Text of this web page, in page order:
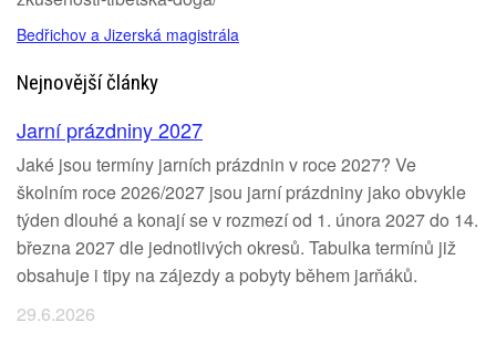
Bedřichov a Jizerská magistrála
Nejnovější články
Jarní prázdniny 2027
Jaké jsou termíny jarních prázdnin v roce 2027? Ve
školním roce 2026/2027 jsou jarní prázdniny jako obvykle
týden dlouhé a konají se v rozmezí od 1. února 2027 do 14.
března 2027 dle jednotlivých okresů. Tabulka termínů již
obsahuje i tipy na zájezdy a pobyty během jarňáků.
29.6.2026